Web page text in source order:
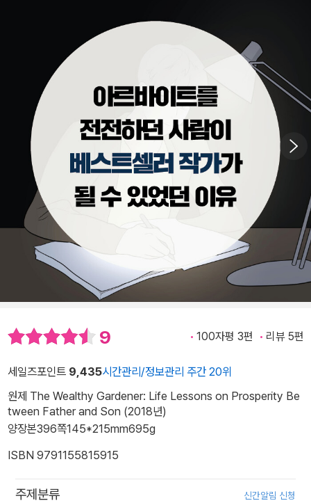
9 100자평 3편 리뷰 5편
세일즈포인트 9,435시간관리/정보관리 주간 20위
원제 The Wealthy Gardener: Life Lessons on Prosperity Be
tween Father and Son (2018년)
양장본396쪽145*215mm695g
ISBN 9791155815915
주제분류 신간알림 신청